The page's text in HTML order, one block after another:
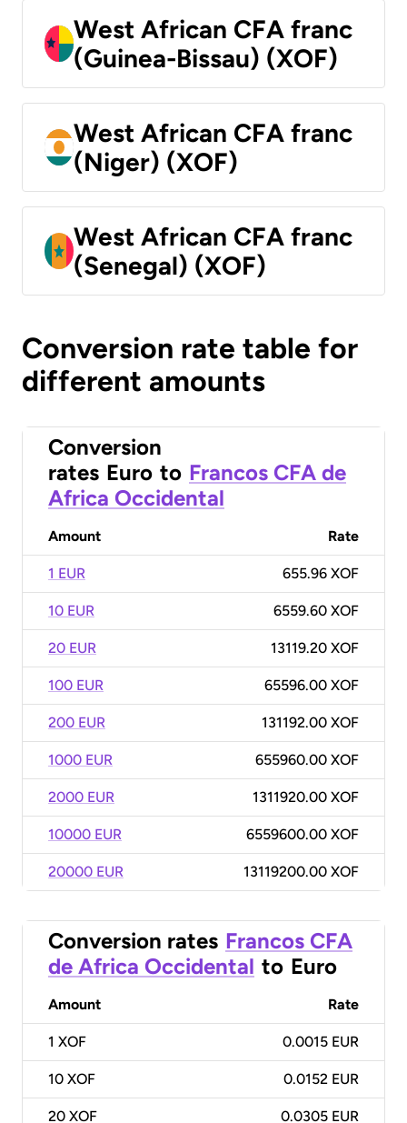
West African CFA franc
(Guinea-Bissau) (XOF)
West African CFA franc
(Niger) (XOF)
West African CFA franc
(Senegal) (XOF)
Conversion rate table for
different amounts
Conversion
rates Euro to Francos CFA de
Africa Occidental
Amount Rate
1 EUR 655.96 XOF
10 EUR 6559.60 XOF
20 EUR 13119.20 XOF
100 EUR 65596.00 XOF
200 EUR 131192.00 XOF
1000 EUR 655960.00 XOF
2000 EUR 1311920.00 XOF
10000 EUR 6559600.00 XOF
20000 EUR 13119200.00 XOF
Conversion rates Francos CFA
de Africa Occidental to Euro
Amount Rate
1 XOF 0.0015 EUR
10 XOF 0.0152 EUR
20 XOF 0.0305 EUR